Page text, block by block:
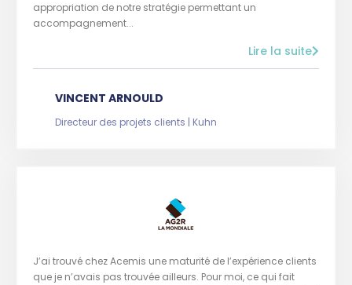
appropriation de notre stratégie permettant un
accompagnement...
Lire la suite
VINCENT ARNOULD
Directeur des projets clients | Kuhn
J’ai trouvé chez Acemis une maturité de l’expérience clients
que je n’avais pas trouvée ailleurs. Pour moi, ce qui fait